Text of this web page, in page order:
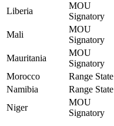
Liberia
MOU
Signatory
Mali
MOU
Signatory
Mauritania
MOU
Signatory
Morocco
Range State
Namibia
Range State
Niger
MOU
Signatory